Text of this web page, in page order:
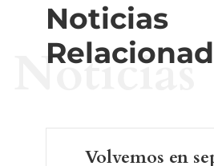
Noticias
Noticias
Volvemos en